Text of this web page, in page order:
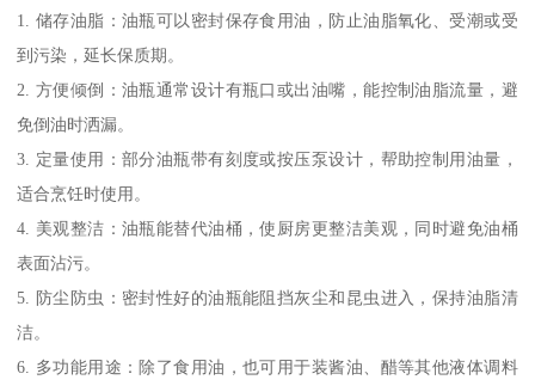
1. 储存油脂：油瓶可以密封保存食用油，防止油脂氧化、受潮或受
到污染，延长保质期。
2. 方便倾倒：油瓶通常设计有瓶口或出油嘴，能控制油脂流量，避
免倒油时洒漏。
3. 定量使用：部分油瓶带有刻度或按压泵设计，帮助控制用油量，
适合烹饪时使用。
4. 美观整洁：油瓶能替代油桶，使厨房更整洁美观，同时避免油桶
表面沾污。
5. 防尘防虫：密封性好的油瓶能阻挡灰尘和昆虫进入，保持油脂清
洁。
6. 多功能用途：除了食用油，也可用于装酱油、醋等其他液体调料